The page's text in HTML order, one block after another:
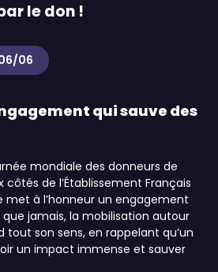
le don !
06
qui sauve des
mondiale des donneurs de
côtés de l’Établissement Français
met à l’honneur un engagement
que jamais, la mobilisation autour
tout son sens, en rappelant qu’un
un impact immense et sauver